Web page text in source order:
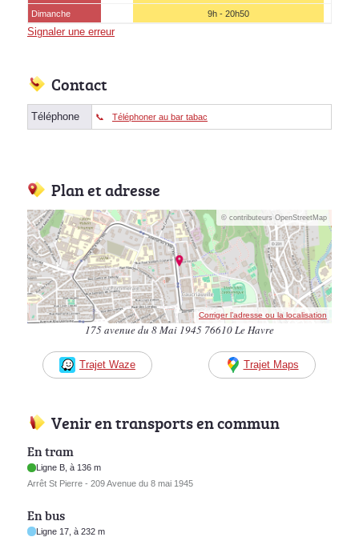
(15 août)
Dimanche
9h - 20h50
Signaler une erreur
Contact
Téléphone Téléphoner au bar tabac
Plan et adresse
© contributeurs OpenStreetMap
Corriger l’adresse ou la localisation
175 avenue du 8 Mai 1945 76610 Le Havre
Trajet Waze Trajet Maps
Venir en transports en commun
En tram
Ligne B, à 136 m
Arrêt St Pierre - 209 Avenue du 8 mai 1945
En bus
Ligne 17, à 232 m